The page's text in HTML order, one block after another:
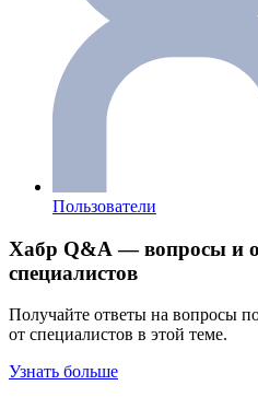
Пользователи
Хабр Q&A — вопросы и
специалистов
Получайте ответы на вопросы
от специалистов в этой теме.
Узнать больше